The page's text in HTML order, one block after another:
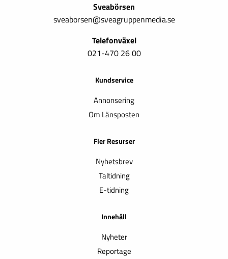
Sveabörsen
sveaborsen@sveagruppenmedia.se
Telefonväxel
021-470 26 00
Kundservice
Annonsering
Om Länsposten
Fler Resurser
Nyhetsbrev
Taltidning
E-tidning
Innehåll
Nyheter
Reportage